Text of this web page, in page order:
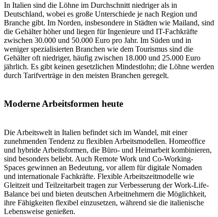
In Italien sind die Löhne im Durchschnitt niedriger als in
Deutschland, wobei es große Unterschiede je nach Region und
Branche gibt. Im Norden, insbesondere in Städten wie Mailand, sind
die Gehälter höher und liegen für Ingenieure und IT-Fachkräfte
zwischen 30.000 und 50.000 Euro pro Jahr. Im Süden und in
weniger spezialisierten Branchen wie dem Tourismus sind die
Gehälter oft niedriger, häufig zwischen 18.000 und 25.000 Euro
jährlich. Es gibt keinen gesetzlichen Mindestlohn; die Löhne werden
durch Tarifverträge in den meisten Branchen geregelt.
Moderne Arbeitsformen heute
Die Arbeitswelt in Italien befindet sich im Wandel, mit einer
zunehmenden Tendenz zu flexiblen Arbeitsmodellen. Homeoffice
und hybride Arbeitsformen, die Büro- und Heimarbeit kombinieren,
sind besonders beliebt. Auch Remote Work und Co-Working-
Spaces gewinnen an Bedeutung, vor allem für digitale Nomaden
und internationale Fachkräfte. Flexible Arbeitszeitmodelle wie
Gleitzeit und Teilzeitarbeit tragen zur Verbesserung der Work-Life-
Balance bei und bieten deutschen Arbeitnehmern die Möglichkeit,
ihre Fähigkeiten flexibel einzusetzen, während sie die italienische
Lebensweise genießen.